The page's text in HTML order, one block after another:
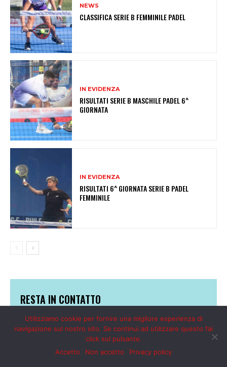
Utilizziamo cookie per fornire una migliore esperienza di
navigazione sul nostro sito. Se continui ad utilizzare questo fai
click sul pulsante.
Accetto
Non accetto Privacy policy